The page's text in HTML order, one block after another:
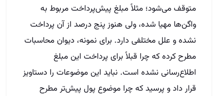
متوقف می‌شود؛ مثلاً مبلغ پیش‌پرداخت مربوط به
واگن‌ها مهیا شده، ولی هنوز پنج درصد از آن پرداخت
نشده و علل مختلفی دارد. برای نمونه، دیوان محاسبات
مطرح کرده که چرا قبلاً برای پرداخت این مبلغ
اطلاع‌رسانی نشده‌ است. نباید این موضوعات را دستاویز
قرار داد و پرسید که چرا موضوع پول پیش‌تر مطرح